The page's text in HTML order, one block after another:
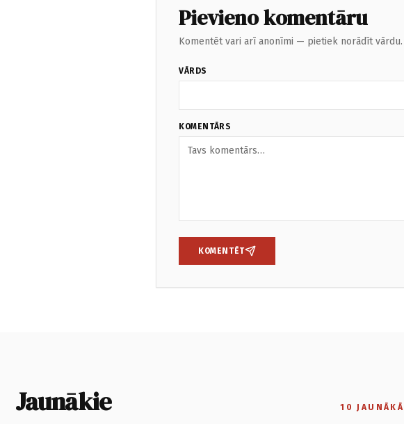
Pievieno komentāru
Komentēt vari arī anonīmi — pietiek norādīt vārdu.
VĀRDS
KOMENTĀRS
KOMENTĒT
Jaunākie 10